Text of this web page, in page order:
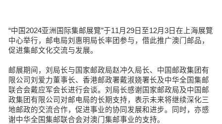
“中国2024亚洲国际集邮展覽”于11月29日至12月3日在上海展覽
中心举行，邮电局刘惠明局长率团参与，借此推广澳门邮品，
促进集邮文化交流与发展。
邮展期间，刘局长与国家邮政局赵冲久局长、中国邮政集团有
限公司刘爱力董事长、香港邮政署戴淑娆署长及中华全国集邮
联合会戴应军会长进行会谈。刘局长感谢国家邮政局及中国邮
政集团有限公司对邮电局的长期支持，表示未来将继续深化三
地邮政的交流合作，促进事业的协同发展和进步。同时，亦感
谢中华全国集邮联合会对澳门集邮事业的支持。